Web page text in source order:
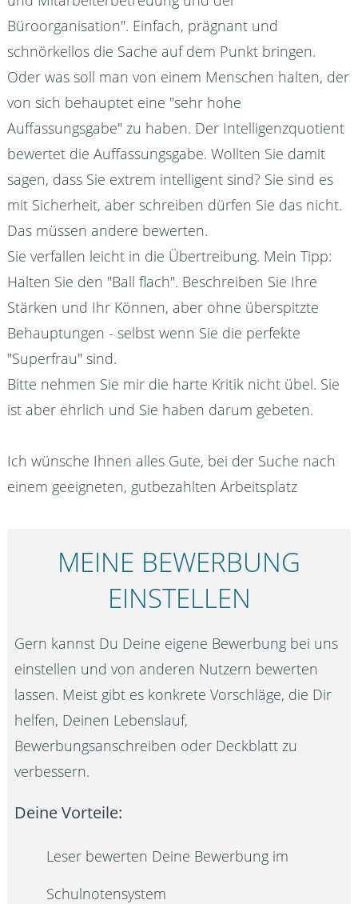
Büroorganisation". Einfach, prägnant und
schnörkellos die Sache auf dem Punkt bringen.
Oder was soll man von einem Menschen halten, der
von sich behauptet eine "sehr hohe
Auffassungsgabe" zu haben. Der Intelligenzquotient
bewertet die Auffassungsgabe. Wollten Sie damit
sagen, dass Sie extrem intelligent sind? Sie sind es
mit Sicherheit, aber schreiben dürfen Sie das nicht.
Das müssen andere bewerten.
Sie verfallen leicht in die Übertreibung. Mein Tipp:
Halten Sie den "Ball flach". Beschreiben Sie Ihre
Stärken und Ihr Können, aber ohne überspitzte
Behauptungen - selbst wenn Sie die perfekte
"Superfrau" sind.
Bitte nehmen Sie mir die harte Kritik nicht übel. Sie
ist aber ehrlich und Sie haben darum gebeten.
Ich wünsche Ihnen alles Gute, bei der Suche nach
einem geeigneten, gutbezahlten Arbeitsplatz
MEINE BEWERBUNG
EINSTELLEN
Gern kannst Du Deine eigene Bewerbung bei uns
einstellen und von anderen Nutzern bewerten
lassen. Meist gibt es konkrete Vorschläge, die Dir
helfen, Deinen Lebenslauf,
Bewerbungsanschreiben oder Deckblatt zu
verbessern.
Deine Vorteile:
Leser bewerten Deine Bewerbung im
Schulnotensystem